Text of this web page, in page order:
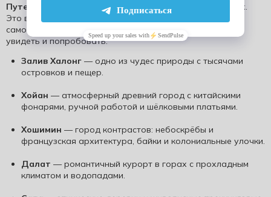
Путевки во Вьетнам
— это больше, чем пляжный отдых.
Это возможность познакомиться с одной из самых
самобытных культур в Азии. Вот что обязательно стоит
увидеть и попробовать:
Залив Халонг — одно из чудес природы с тысячами
островков и пещер.
Хойан — атмосферный древний город с китайскими
фонарями, ручной работой и шёлковыми платьями.
Хошимин — город контрастов: небоскрёбы и
французская архитектура, байки и колониальные улочки.
Далат — романтичный курорт в горах с прохладным
климатом и водопадами.